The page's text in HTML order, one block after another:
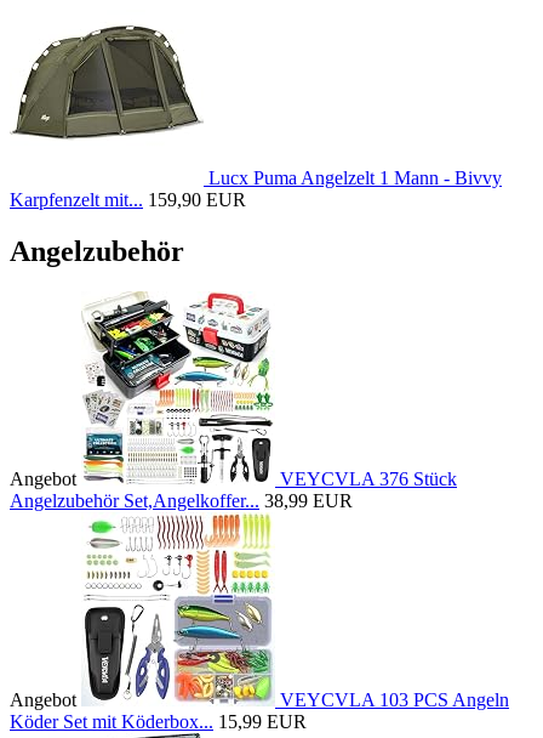
Lucx Puma Angelzelt 1 Mann - Bivvy
Karpfenzelt mit... 159,90 EUR
Angelzubehör
Angebot
VEYCVLA 376 Stück
Angelzubehör Set,Angelkoffer... 38,99 EUR
Angebot
VEYCVLA 103 PCS Angeln
Köder Set mit Köderbox... 15,99 EUR